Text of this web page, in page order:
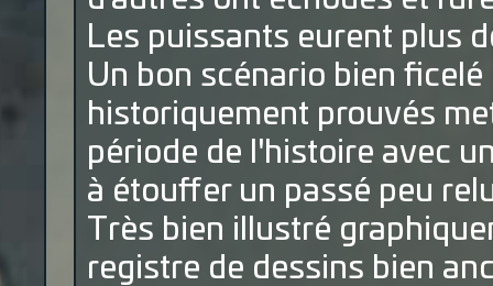
Les puissants eurent plus
Un bon scénario bien
historiquement prouvés
période de l'histoire avec
à étouffer un passé peu
Très bien illustré
registre de dessins bien